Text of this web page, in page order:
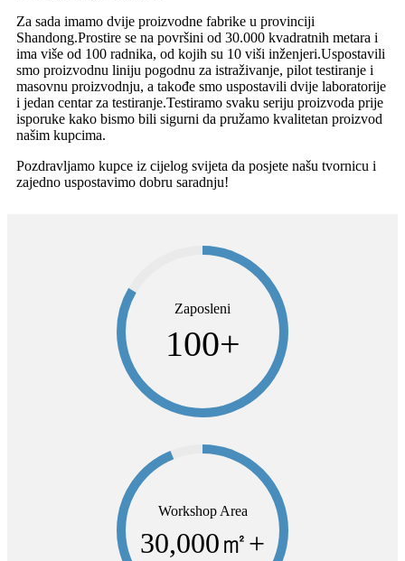
Za sada imamo dvije proizvodne fabrike u provinciji
Shandong.Prostire se na površini od 30.000 kvadratnih metara i
ima više od 100 radnika, od kojih su 10 viši inženjeri.Uspostavili
smo proizvodnu liniju pogodnu za istraživanje, pilot testiranje i
masovnu proizvodnju, a takođe smo uspostavili dvije laboratorije
i jedan centar za testiranje.Testiramo svaku seriju proizvoda prije
isporuke kako bismo bili sigurni da pružamo kvalitetan proizvod
našim kupcima.
Pozdravljamo kupce iz cijelog svijeta da posjete našu tvornicu i
zajedno uspostavimo dobru saradnju!
Zaposleni
100+
Workshop Area
30,000㎡+